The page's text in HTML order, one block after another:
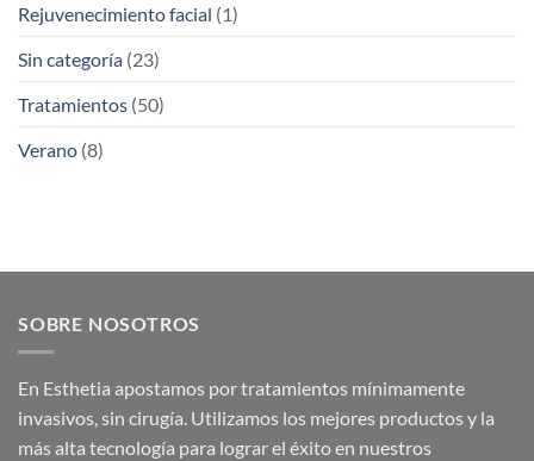
Rejuvenecimiento facial (1)
Sin categoría (23)
Tratamientos (50)
Verano (8)
SOBRE NOSOTROS
En Esthetia apostamos por tratamientos mínimamente
invasivos, sin cirugía. Utilizamos los mejores productos y la
más alta tecnología para lograr el éxito en nuestros